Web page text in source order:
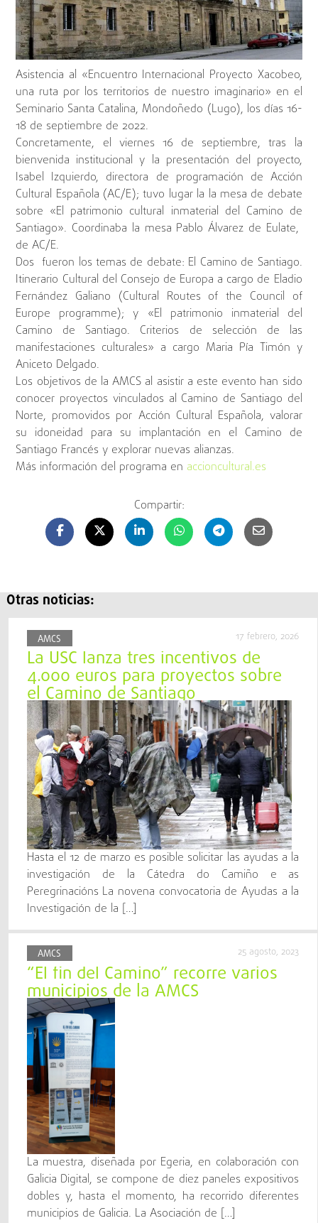
Asistencia al «Encuentro Internacional Proyecto Xacobeo,
una ruta por los territorios de nuestro imaginario» en el
Seminario Santa Catalina, Mondoñedo (Lugo), los días 16-
18 de septiembre de 2022.
Concretamente, el viernes 16 de septiembre, tras la
bienvenida institucional y la presentación del proyecto,
Isabel Izquierdo, directora de programación de Acción
Cultural Española (AC/E); tuvo lugar la la mesa de debate
sobre «El patrimonio cultural inmaterial del Camino de
Santiago». Coordinaba la mesa Pablo Álvarez de Eulate,
de AC/E.
Dos fueron los temas de debate: El Camino de Santiago.
Itinerario Cultural del Consejo de Europa a cargo de Eladio
Fernández Galiano (Cultural Routes of the Council of
Europe programme); y «El patrimonio inmaterial del
Camino de Santiago. Criterios de selección de las
manifestaciones culturales» a cargo Maria Pía Timón y
Aniceto Delgado.
Los objetivos de la AMCS al asistir a este evento han sido
conocer proyectos vinculados al Camino de Santiago del
Norte, promovidos por Acción Cultural Española, valorar
su idoneidad para su implantación en el Camino de
Santiago Francés y explorar nuevas alianzas.
Más información del programa en accioncultural.es
Compartir:
Otras noticias:
AMCS 17 febrero, 2026
La USC lanza tres incentivos de
4.000 euros para proyectos sobre
el Camino de Santiago
Hasta el 12 de marzo es posible solicitar las ayudas a la
investigación de la Cátedra do Camiño e as
Peregrinacións La novena convocatoria de Ayudas a la
Investigación de la […]
AMCS 25 agosto, 2023
“El fin del Camino” recorre varios
municipios de la AMCS
La muestra, diseñada por Egeria, en colaboración con
Galicia Digital, se compone de diez paneles expositivos
dobles y, hasta el momento, ha recorrido diferentes
municipios de Galicia. La Asociación de […]